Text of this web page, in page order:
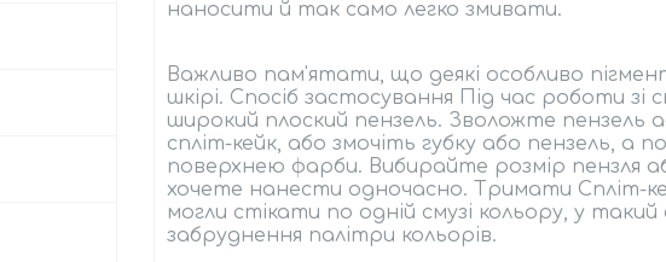
наносити й так само легко змивати.
Важливо пам'ятати, що деякі особливо
шкірі. Спосіб застосування Під час роботи
широкий плоский пензель. Зволожте пензель
спліт-кейк, або змочіть губку або пензель, а
поверхнею фарби. Вибирайте розмір пензля
хочете нанести одночасно. Тримати Спліт-
могли стікати по одній смузі кольору, у
забруднення палітри кольорів.